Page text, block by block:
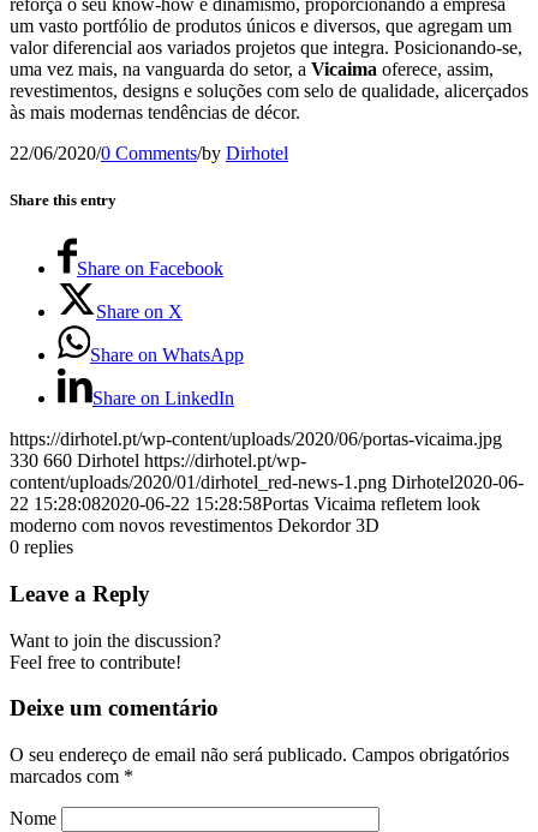
um vasto portfólio de produtos únicos e diversos, que agregam um
valor diferencial aos variados projetos que integra. Posicionando-se,
uma vez mais, na vanguarda do setor, a Vicaima oferece, assim,
revestimentos, designs e soluções com selo de qualidade, alicerçados
às mais modernas tendências de décor.
22/06/2020/0 Comments/by Dirhotel
Share this entry
Share on Facebook
Share on X
Share on WhatsApp
Share on LinkedIn
https://dirhotel.pt/wp-content/uploads/2020/06/portas-vicaima.jpg
330 660 Dirhotel https://dirhotel.pt/wp-
content/uploads/2020/01/dirhotel_red-news-1.png Dirhotel2020-06-
22 15:28:082020-06-22 15:28:58Portas Vicaima refletem look
moderno com novos revestimentos Dekordor 3D
0 replies
Leave a Reply
Want to join the discussion?
Feel free to contribute!
Deixe um comentário
O seu endereço de email não será publicado. Campos obrigatórios
marcados com *
Nome